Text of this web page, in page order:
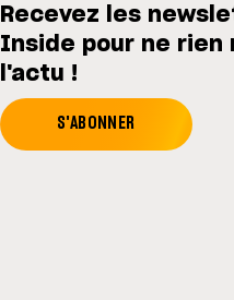
Recevez les
Inside pour ne rien
l'actu !
S'ABONNER